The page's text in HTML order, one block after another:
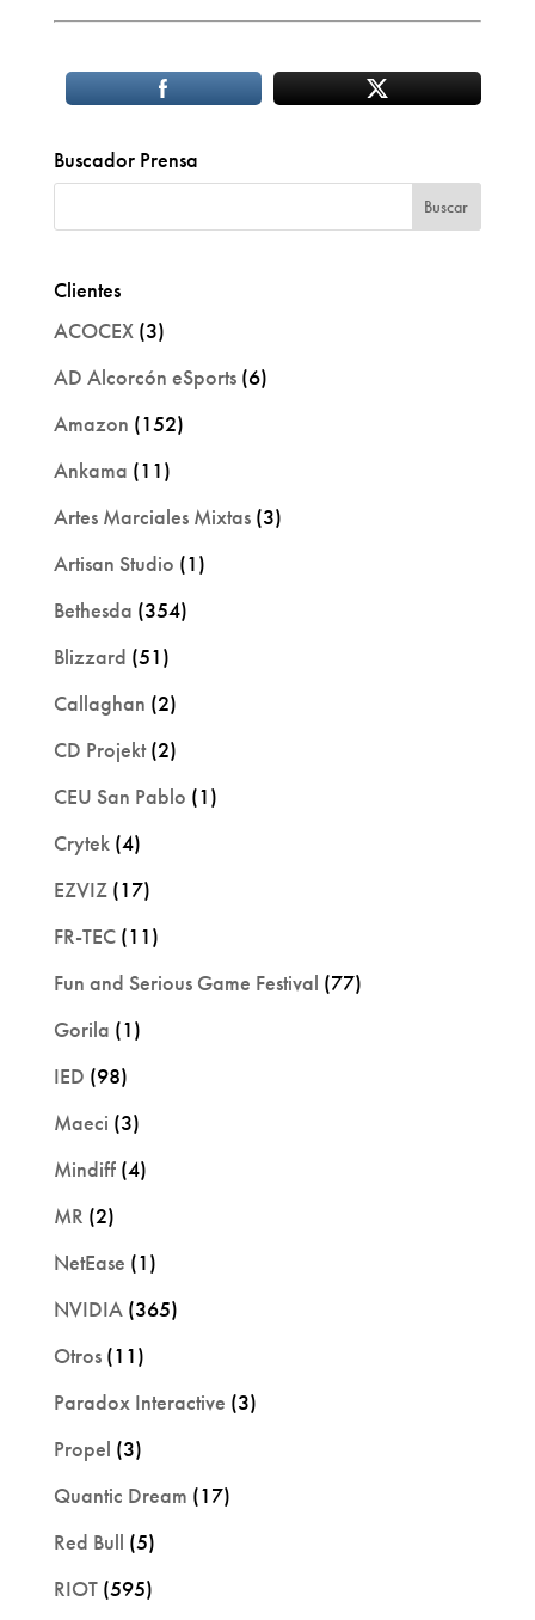
Buscador Prensa
Clientes
ACOCEX(3)
AD Alcorcón eSports(6)
Amazon (152)
Ankama (11)
Artes Marciales Mixtas(3)
Artisan Studio (1)
Bethesda (354)
Blizzard (51)
Callaghan (2)
CD Projekt(2)
CEU San Pablo (1)
Crytek(4)
EZVIZ(17)
FR-TEC(11)
Fun and Serious Game Festival (77)
Gorila (1)
IED (98)
Maeci (3)
Mindiff(4)
MR (2)
NetEase (1)
NVIDIA(365)
Otros(11)
Paradox Interactive (3)
Propel (3)
Quantic Dream (17)
Red Bull (5)
RIOT(595)